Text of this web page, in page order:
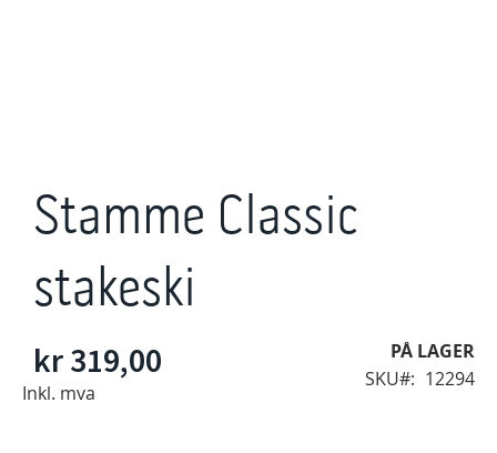
begynnelsen
Stamme Classic
stakeski
kr 319,00
PÅ LAGER
SKU
12294
Inkl. mva